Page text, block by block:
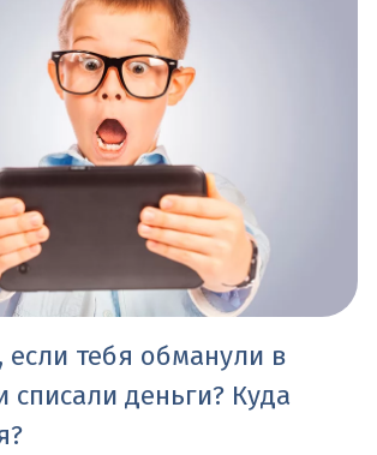
если тебя обманули в
списали деньги? Куда